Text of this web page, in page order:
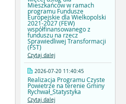
Mieszkańców w ramach
programu Fundusze
Europejskie dla Wielkopolski
2021-2027 (FEW)
współfinansowanego z
funduszu na rzecz
Sprawiedliwej Transformacji
(FST)
Czytaj dalej
2026-07-20 11:40:45
Realizacja Programu Czyste
Powietrze na terenie Gminy
Rychwał_Statystyka
Czytaj dalej